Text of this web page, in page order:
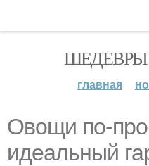
главная
Овощи по-
идеальный